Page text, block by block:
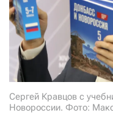
Сергей Кравцов с
Новороссии. Фото:
СТАТЬ
Если у вас есть
звоните:
+7 (929) 612-03-68